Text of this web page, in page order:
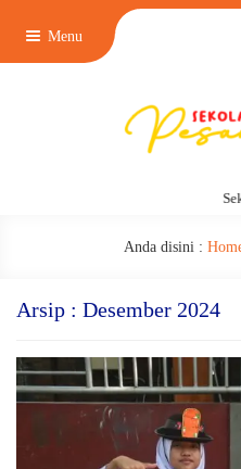
Menu
Sekolah
Anda disini :
Arsip : Desember 2024